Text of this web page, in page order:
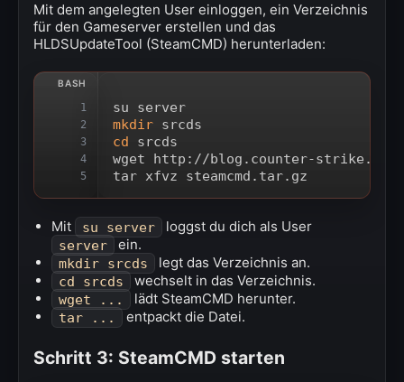
Mit dem angelegten User einloggen, ein Verzeichnis
für den Gameserver erstellen und das
HLDSUpdateTool (SteamCMD) herunterladen:
1
2
3
4
5
su server
mkdir srcds
cd
srcds
wget http://blog.counter-strike.net/
tar xfvz steamcmd.tar.gz
Mit su server loggst du dich als User
server ein.
mkdir srcds legt das Verzeichnis an.
cd srcds wechselt in das Verzeichnis.
wget ... lädt SteamCMD herunter.
tar ... entpackt die Datei.
Schritt 3: SteamCMD starten